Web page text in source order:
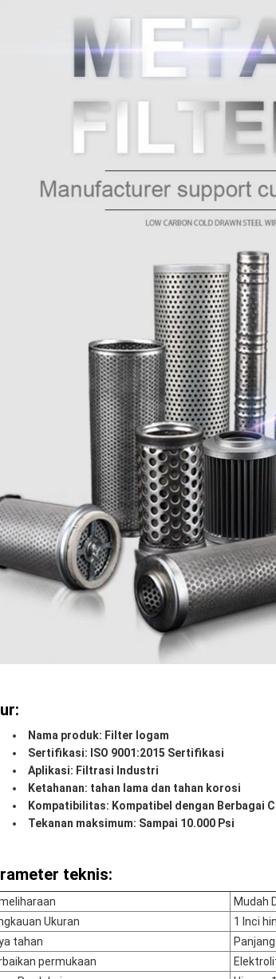
Nama produk: Filter logam
Sertifikasi: ISO 9001:2015 Sertifikasi
Aplikasi: Filtrasi Industri
Ketahanan: tahan lama dan tahan korosi
Kompatibilitas: Kompatibel dengan Berbagai
Tekanan maksimum: Sampai 10.000 Psi
teknis:
Mudah
Ukuran
1 Inci
tahan
permukaan